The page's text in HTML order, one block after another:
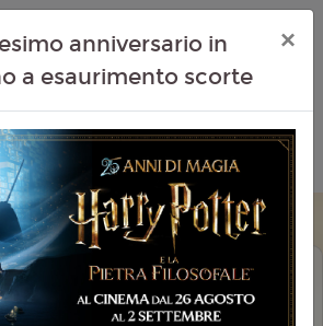
anniversario in
a esaurimento scorte
×